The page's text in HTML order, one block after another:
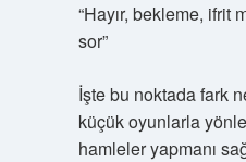
“Hayır, bekleme, ifrit
sor”
İşte bu noktada fark
küçük oyunlarla
hamleler yapmanı